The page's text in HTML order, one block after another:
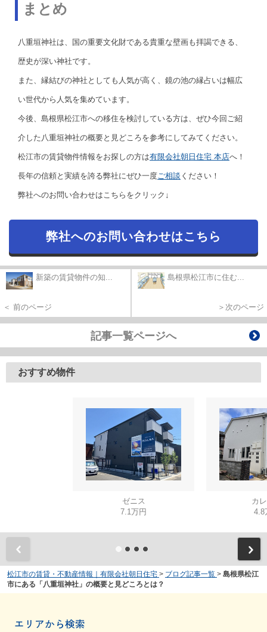
まとめ
八重垣神社は、国の重要文化財である貴重な壁画も拝謁できる、
歴史が深い神社です。
また、縁結びの神社としても人気が高く、鏡の池の縁占いは幅広
い世代から人気を集めています。
今後、島根県松江市への移住を検討している方は、ぜひ今回ご紹
介した八重垣神社の概要と見どころを参考にしてみてください。
松江市の賃貸物件情報をお探しの方は有限会社朝日住宅 本店へ！
長年の信頼と実績を誇る弊社にぜひ一度ご相談 ください！
弊社へのお問い合わせはこちらをクリック↓
弊社へのお問い合わせはこちら
新築の賃貸物件の知...
＜ 前のページ
島根県松江市に住む...
＞次のページ
記事一覧ページへ
おすすめ物件
ゼニス
7.1万円
カ
4.8
松江市の賃貸・不動産情報｜有限会社朝日住宅 > ブログ記事一覧 > 島根県松江
市にある「八重垣神社」の概要と見どころとは？
エリアから検索